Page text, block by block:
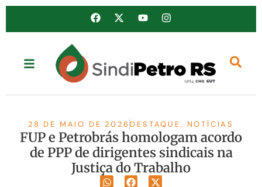
28 DE MAIO DE 2026 DESTAQUE, NOTÍCIAS
FUP e Petrobrás homologam acordo
de PPP de dirigentes sindicais na
Justiça do Trabalho